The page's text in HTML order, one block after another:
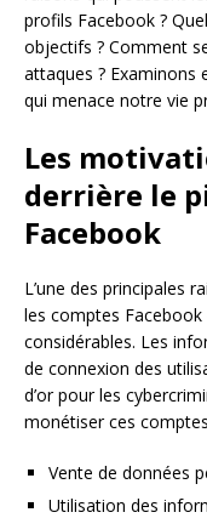
profils Facebook ?
objectifs ? Comment
attaques ? Examinons
qui menace notre vie
Les
derrière le
Facebook
L’une des principales
les comptes
considérables. Les
de connexion des
d’or pour les
monétiser ces
Vente de données
Utilisation des